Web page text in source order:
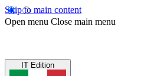
Skip to main content
Open menu Close main menu
IT Edition